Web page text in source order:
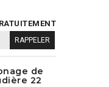
de
22